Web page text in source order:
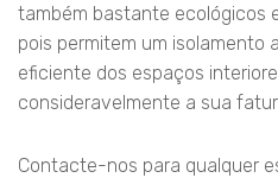
também bastante ecológicos
pois permitem um isolamento
eficiente dos espaços
consideravelmente a sua
Contacte-nos para qualquer